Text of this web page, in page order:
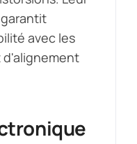
avec les